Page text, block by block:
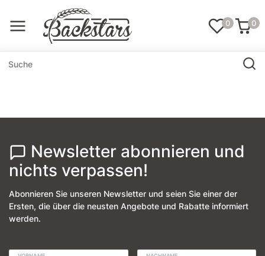
0 0
Newsletter abonnieren und
nichts verpassen!
Abonnieren Sie unseren Newsletter und seien Sie einer der
Ersten, die über die neusten Angebote und Rabatte informiert
werden.